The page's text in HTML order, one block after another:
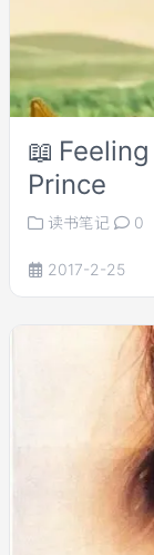
📖
Prince
读书笔记 0
2017-2-25